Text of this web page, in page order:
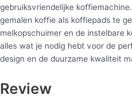
gebruiksvriendelijke
gemalen koffie als koffiepads te
melkopschuimer en de instelbare
alles wat je nodig hebt voor de
design en de duurzame kwaliteit
Review